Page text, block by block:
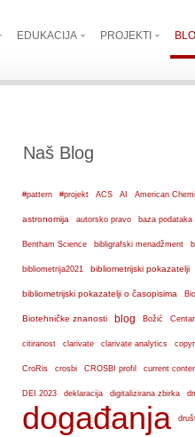
EDUKACIJA PROJEKTI
Naš Blog
#pattern #projekt ACS AI American
astronomija autorsko pravo baza podataka
Bentham Science bibligrafski menadžment
bibliometrija2021 bibliometrijski pokazatelji
bibliometrijski pokazatelji o časopisima
Biotehničke znanosti blog Božić
citiranost clarivate clarivate analytics
CroRis crosbi CROSBI profil current
DEI 2023 deklaracija digitalizirana zbirka
događanja